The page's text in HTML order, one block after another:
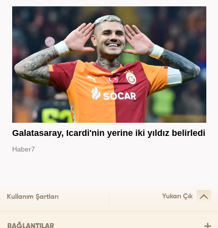
Galatasaray, Icardi'nin yerine iki yıldız belirledi
Haber7
Kullanım Şartları Yukarı Çık
BAĞLANTILAR